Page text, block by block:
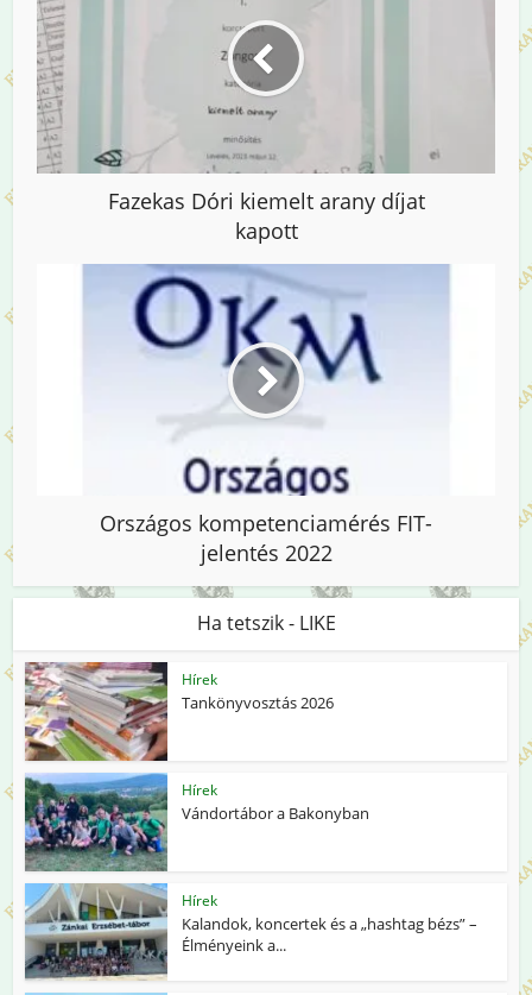
Fazekas Dóri kiemelt arany díjat
kapott
Országos kompetenciamérés FIT-
jelentés 2022
Ha tetszik - LIKE
Hírek
Tankönyvosztás 2026
Hírek
Vándortábor a Bakonyban
Hírek
Kalandok, koncertek és a „hashtag bézs” –
Élményeink a...